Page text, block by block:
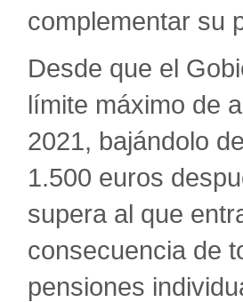
complementar su
Desde que el
límite máximo de
2021, bajándolo
1.500 euros
supera al que
consecuencia de
pensiones